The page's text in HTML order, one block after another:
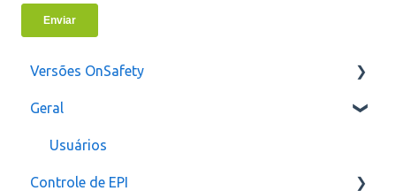
Versões OnSafety
Última Versão
Versões anteriores
Geral
Usuários
Controle de EPI